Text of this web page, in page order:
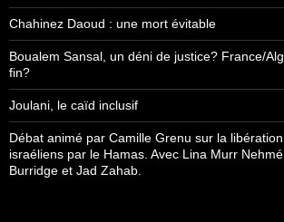
Chahinez Daoud : une mort évitable
Boualem Sansal, un déni de justice? France/
fin?
Joulani, le caïd inclusif
Débat animé par Camille Grenu sur la
israéliens par le Hamas. Avec Lina Murr
Burridge et Jad Zahab.